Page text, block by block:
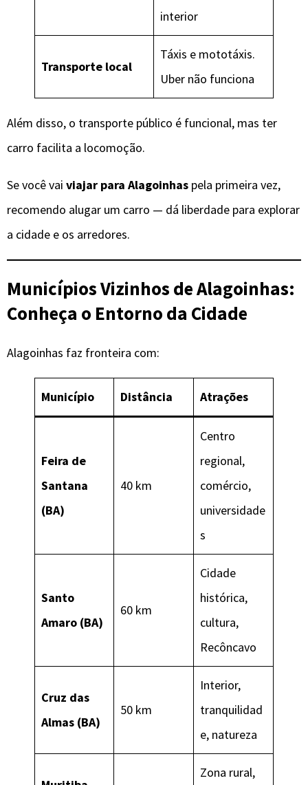
interior
Transporte local
Táxis e mototáxis.
Uber não funciona
Além disso, o transporte público é funcional, mas ter
carro facilita a locomoção.
Se você vai viajar para Alagoinhas pela primeira vez,
recomendo alugar um carro — dá liberdade para explorar
a cidade e os arredores.
Municípios Vizinhos deAlagoinhas:
Conheça o Entorno da Cidade
Alagoinhas faz fronteira com:
Município Distância Atrações
Feira de
Santana
(BA)
40 km
Centro
regional,
comércio,
universidade
s
Santo
Amaro (BA)
60 km
Cidade
histórica,
cultura,
Recôncavo
Cruz das
Almas (BA)
50 km
Interior,
tranquilidad
e, natureza
Zona rural,